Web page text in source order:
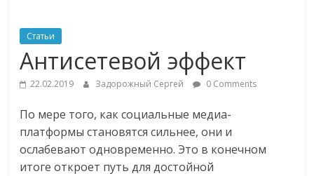
ритейле,
логистике,
технологиях,
соцсетях
Статьи
Антисетевой эффект
22.02.2019 Задорожный Сергей 0 Comments
По мере того, как социальные медиа-
платформы становятся сильнее, они и
ослабевают одновременно. Это в конечном
итоге откроет путь для достойной